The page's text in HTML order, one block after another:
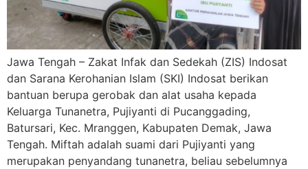
Jawa Tengah – Zakat Infak dan Sedekah (ZIS) Indosat
dan Sarana Kerohanian Islam (SKI) Indosat berikan
bantuan berupa gerobak dan alat usaha kepada
Keluarga Tunanetra, Pujiyanti di Pucanggading,
Batursari, Kec. Mranggen, Kabupaten Demak, Jawa
Tengah. Miftah adalah suami dari Pujiyanti yang
merupakan penyandang tunanetra, beliau sebelumnya